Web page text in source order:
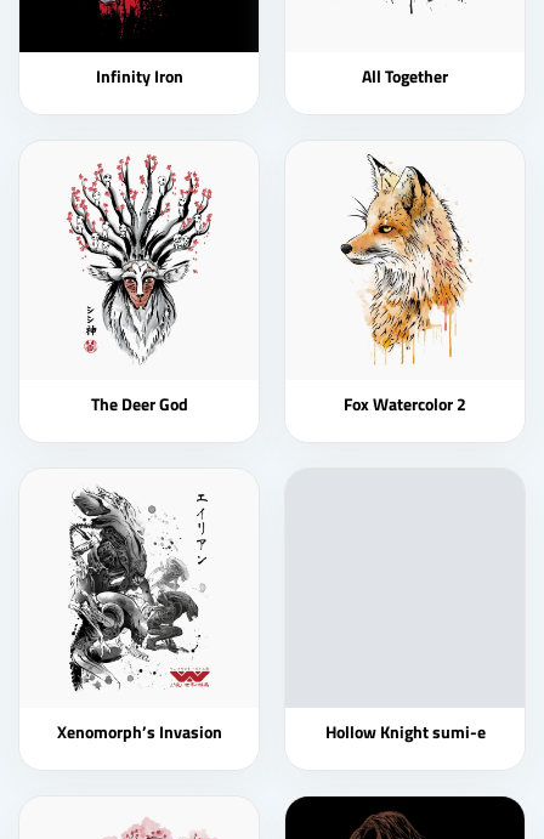
Infinity Iron All Together
The Deer God Fox Watercolor 2
Xenomorph’s Invasion Hollow Knight sumi-e